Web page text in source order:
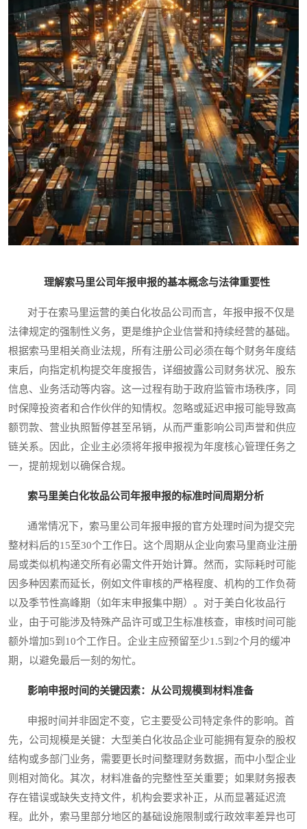
理解索马里公司年报申报的基本概念与法律重要性
对于在索马里运营的美白化妆品公司而言，年报申报不仅是
法律规定的强制性义务，更是维护企业信誉和持续经营的基础。
根据索马里相关商业法规，所有注册公司必须在每个财务年度结
束后，向指定机构提交年度报告，详细披露公司财务状况、股东
信息、业务活动等内容。这一过程有助于政府监管市场秩序，同
时保障投资者和合作伙伴的知情权。忽略或延迟申报可能导致高
额罚款、营业执照暂停甚至吊销，从而严重影响公司声誉和供应
链关系。因此，企业主必须将年报申报视为年度核心管理任务之
一，提前规划以确保合规。
索马里美白化妆品公司年报申报的标准时间周期分析
通常情况下，索马里公司年报申报的官方处理时间为提交完
整材料后的15至30个工作日。这个周期从企业向索马里商业注册
局或类似机构递交所有必需文件开始计算。然而，实际耗时可能
因多种因素而延长，例如文件审核的严格程度、机构的工作负荷
以及季节性高峰期（如年末申报集中期）。对于美白化妆品行
业，由于可能涉及特殊产品许可或卫生标准核查，审核时间可能
额外增加5到10个工作日。企业主应预留至少1.5到2个月的缓冲
期，以避免最后一刻的匆忙。
影响申报时间的关键因素：从公司规模到材料准备
申报时间并非固定不变，它主要受公司特定条件的影响。首
先，公司规模是关键：大型美白化妆品企业可能拥有复杂的股权
结构或多部门业务，需要更长时间整理财务数据，而中小型企业
则相对简化。其次，材料准备的完整性至关重要；如果财务报表
存在错误或缺失支持文件，机构会要求补正，从而显著延迟流
程。此外，索马里部分地区的基础设施限制或行政效率差异也可